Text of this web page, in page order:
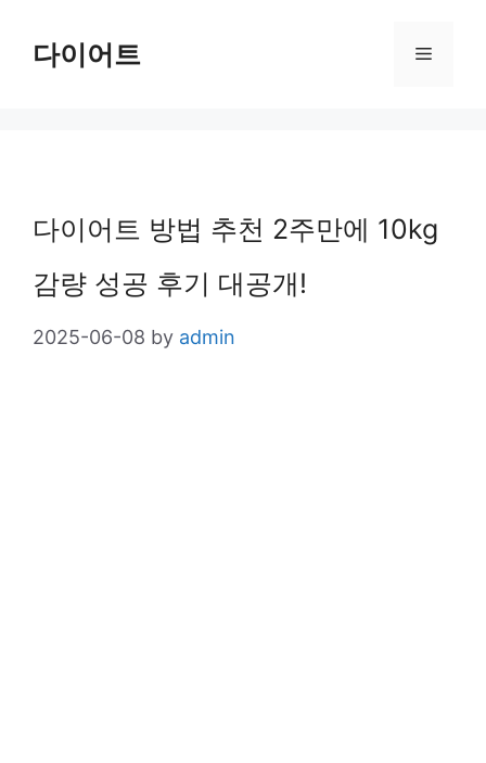
다이어트 Menu
다이어트 방법 추천 2주만에 10kg
감량 성공 후기 대공개!
2025-06-08 by admin